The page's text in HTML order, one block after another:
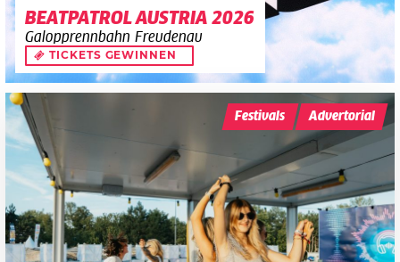
BEATPATROL AUSTRIA 2026
Galopprennbahn Freudenau
TICKETS GEWINNEN
Festivals Advertorial